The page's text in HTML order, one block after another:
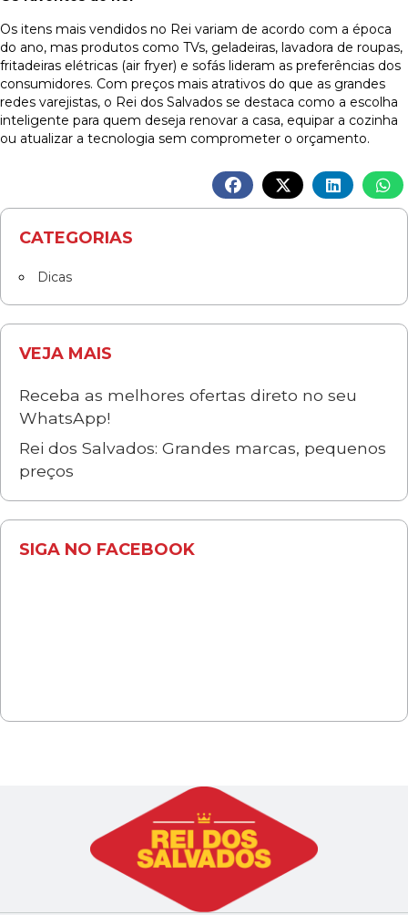
Os itens mais vendidos no Rei variam de acordo com a época
do ano, mas produtos como TVs, geladeiras, lavadora de roupas,
fritadeiras elétricas (air fryer) e sofás lideram as preferências dos
consumidores. Com preços mais atrativos do que as grandes
redes varejistas, o Rei dos Salvados se destaca como a escolha
inteligente para quem deseja renovar a casa, equipar a cozinha
ou atualizar a tecnologia sem comprometer o orçamento.
CATEGORIAS
Dicas
VEJA MAIS
Receba as melhores ofertas direto no seu
WhatsApp!
Rei dos Salvados: Grandes marcas, pequenos
preços
SIGA NO FACEBOOK